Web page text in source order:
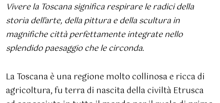
Vivere la Toscana significa respirare le radici della
storia dell’arte, della pittura e della scultura in
magnifiche città perfettamente integrate nello
splendido paesaggio che le circonda.
La Toscana è una regione molto collinosa e ricca di
agricoltura, fu terra di nascita della civiltà Etrusca